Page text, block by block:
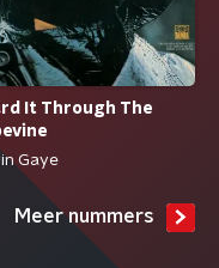
It Through The
Gaye
Meer nummers